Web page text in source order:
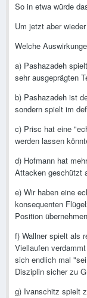
So in etwa würde
Um jetzt aber
Welche
a) Pashazadeh
sehr ausgeprägten
b) Pashazadeh ist
sondern spielt im
c) Prisc hat eine
werden lassen
d) Hofmann hat
Attacken geschützt
e) Wir haben eine
konsequenten
Position
f) Wallner spielt als
Viellaufen
sich endlich mal
Disziplin sicher zu
g) Ivanschitz spielt